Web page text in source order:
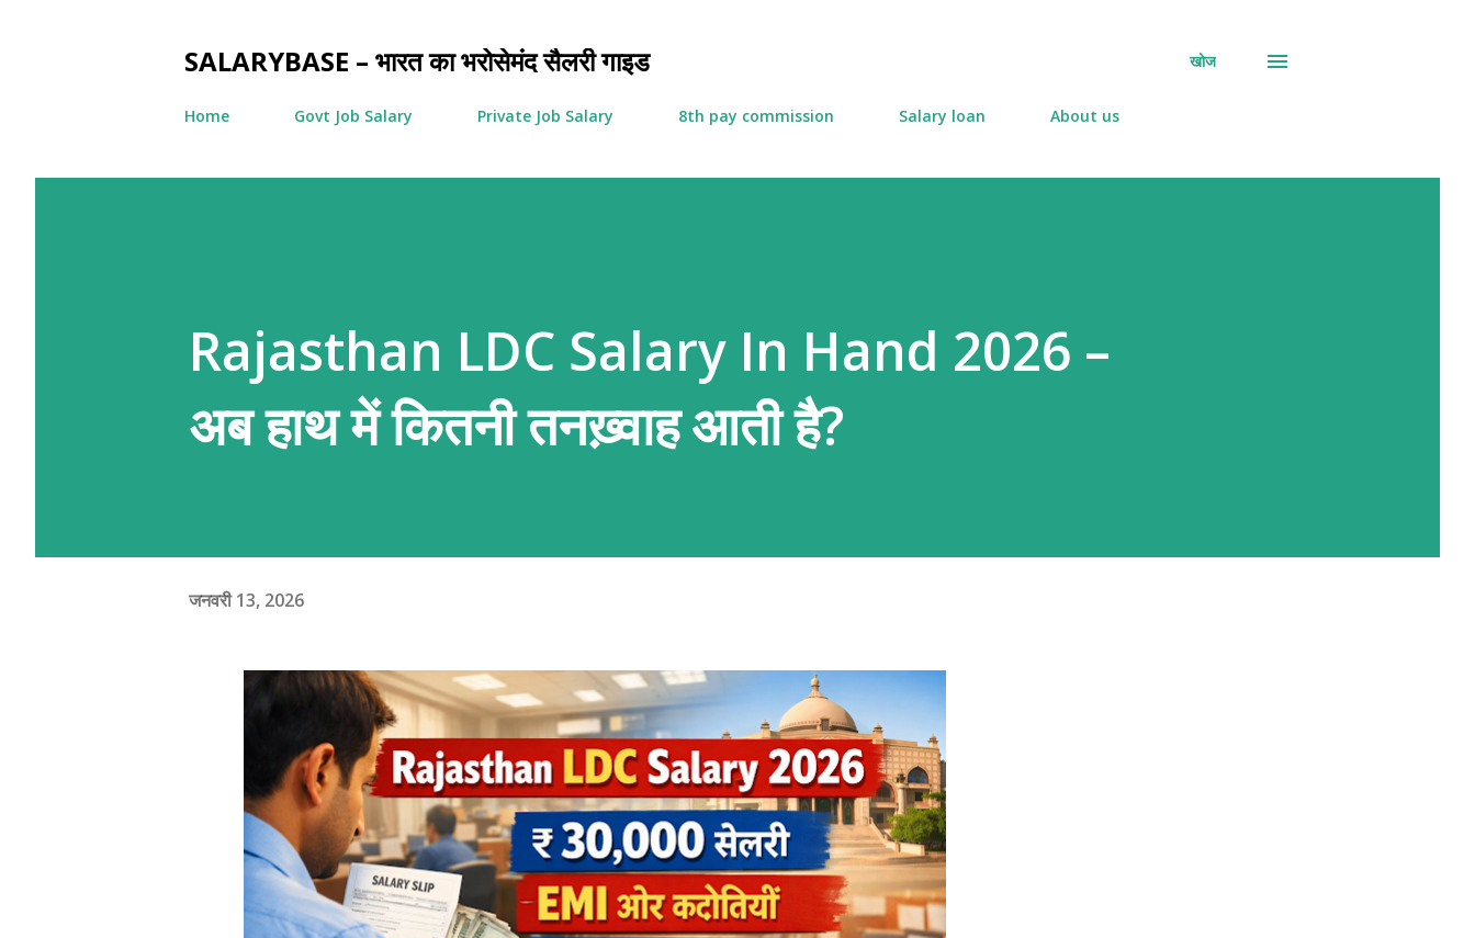
SALARYBASE – भारत का भरोसेमंद सैलरी गाइड खोज
Home Govt Job Salary Private Job Salary 8th pay commission Salary loan About us
Rajasthan LDC Salary In Hand 2026 –
अब हाथ में कितनी तनख़्वाह आती है?
जनवरी 13, 2026